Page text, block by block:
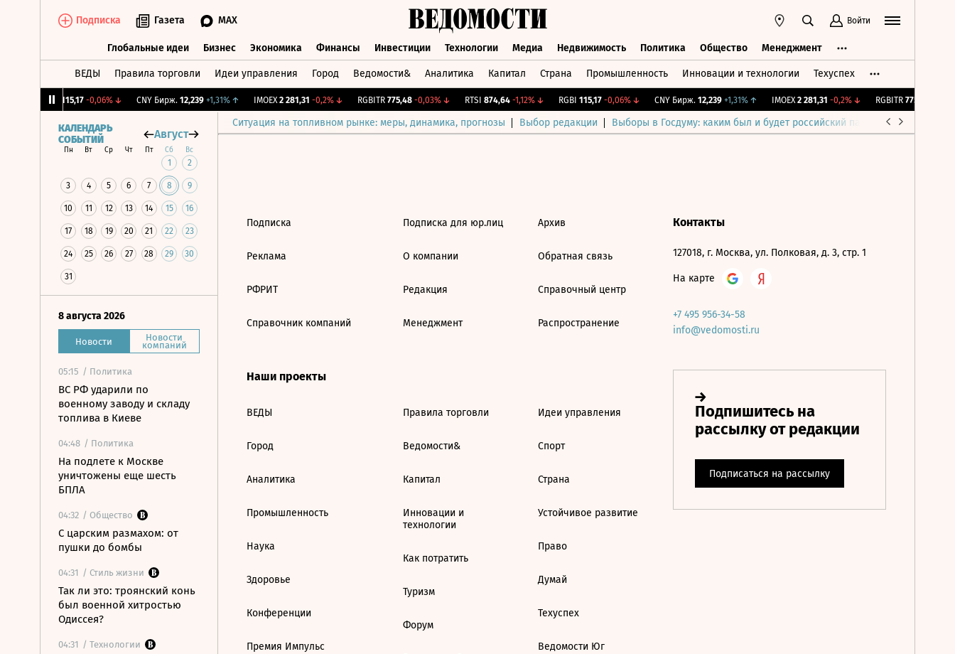
Подписка Газета MAX Войти
Глобальные идеи Бизнес Экономика Финансы Инвестиции Технологии Медиа Недвижимость Политика Общество Менеджмент
ВЕДЫ Правила торговли Идеи управления Город Ведомости& Аналитика Капитал Страна Промышленность Инновации и технологии Техуспех
115,17 -0,06%↓ CNY Бирж. 12,239 +1,31%↑ IMOEX 2 281,31 -0,2%↓ RGBITR 775,48 -0,03%↓ RTSI 874,64 -1,12%↓ RGBI 115,17 -0,06%↓ CNY Бирж. 12,239 +1,31%↑ IMOEX 2 281,31 -0,2%↓ RGBITR 775,48
Ситуация на топливном рынке: меры, динамика, прогнозы Выбор редакции Выборы в Госдуму: каким был и будет российский парламент
КАЛЕНДАРЬ
СОБЫТИЙ
Август
Пн Вт Ср Чт Пт Сб Вс
1 2
3 4 5 6 7 8 9
10 11 12 13 14 15 16
17 18 19 20 21 22 23
24 25 26 27 28 29 30
31
8 августа 2026
Новости Новости
компаний
05:15 / Политика
ВС РФ ударили по
военному заводу и складу
топлива в Киеве
04:48 / Политика
На подлете к Москве
уничтожены еще шесть
БПЛА
04:32 / Общество
С царским размахом: от
пушки до бомбы
04:31 / Стиль жизни
Так ли это: троянский конь
был военной хитростью
Одиссея?
04:31 / Технологии
Подписка
Реклама
РФРИТ
Справочник компаний
Подписка для юр.лиц
О компании
Редакция
Менеджмент
Архив
Обратная связь
Справочный центр
Распространение
Наши проекты
ВЕДЫ
Город
Аналитика
Промышленность
Наука
Здоровье
Конференции
Премия Импульс
Правила торговли
Ведомости&
Капитал
Инновации и
технологии
Как потратить
Туризм
Форум
Идеи управления
Спорт
Страна
Устойчивое развитие
Право
Думай
Техуспех
Ведомости Юг
Контакты
127018, г. Москва, ул. Полковая, д. 3, стр. 1
На карте
+7 495 956-34-58
info@vedomosti.ru